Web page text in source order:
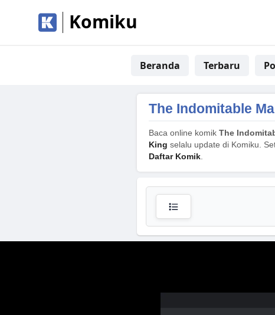
Komiku
Beranda Terbaru
The Indomitable
Baca online komik The
King selalu update di Komiku.
Daftar Komik.